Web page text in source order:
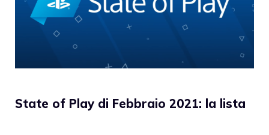
State of Play di Febbraio 2021: la lista